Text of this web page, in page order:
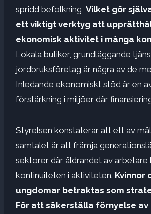
spridd befolkning, Vilket gör
ett viktigt verktyg att
ekonomisk aktivitet i många
Lokala butiker, grundläggande
jordbruksföretag är några av de
Inledande ekonomiskt stöd är en
förstärkning i miljöer där
Styrelsen konstaterar att ett av
samtalet är att främja
sektorer där åldrandet av arbetare
kontinuiteten i aktiviteten. Kvinnor
ungdomar betraktas som
För att säkerställa förnyelse av